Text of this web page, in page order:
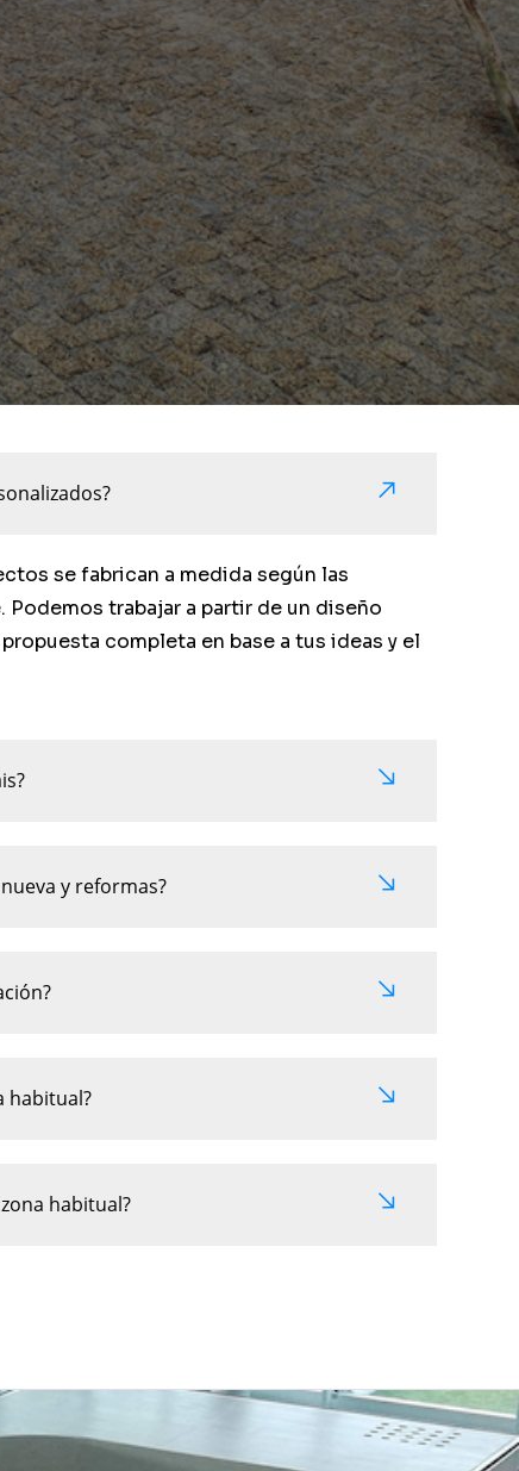
se fabrican a medida según las
trabajar a partir de un diseño
completa en base a tus ideas y el
y reformas?
habitual?
habitual?